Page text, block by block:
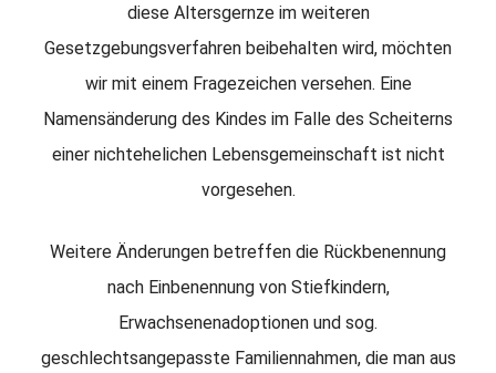
diese Altersgernze im weiteren
Gesetzgebungsverfahren beibehalten wird, möchten
wir mit einem Fragezeichen versehen. Eine
Namensänderung des Kindes im Falle des Scheiterns
einer nichtehelichen Lebensgemeinschaft ist nicht
vorgesehen.
Weitere Änderungen betreffen die Rückbenennung
nach Einbenennung von Stiefkindern,
Erwachsenenadoptionen und sog.
geschlechtsangepasste Familiennahmen, die man aus